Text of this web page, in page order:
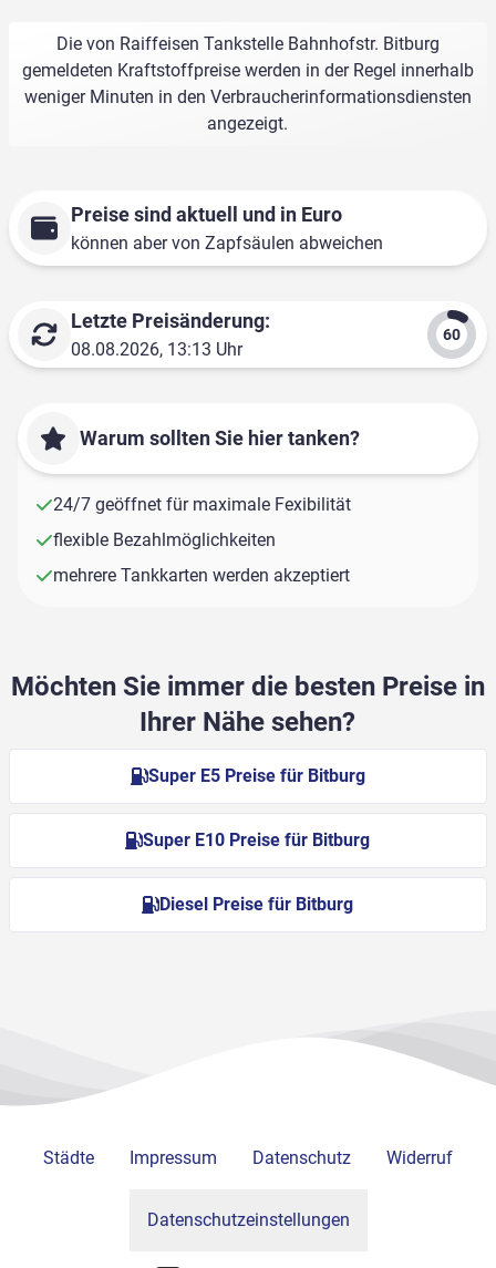
Die von Raiffeisen Tankstelle Bahnhofstr. Bitburg
gemeldeten Kraftstoffpreise werden in der Regel innerhalb
weniger Minuten in den Verbraucherinformationsdiensten
angezeigt.
Preise sind aktuell und in Euro
können aber von Zapfsäulen abweichen
Letzte Preisänderung:
08.08.2026, 13:13 Uhr
Warum sollten Sie hier tanken?
24/7 geöffnet für maximale Fexibilität
flexible Bezahlmöglichkeiten
mehrere Tankkarten werden akzeptiert
Möchten Sie immer die besten Preise in
Ihrer Nähe sehen?
Super E5 Preise für Bitburg
Super E10 Preise für Bitburg
Diesel Preise für Bitburg
Städte Impressum Datenschutz Widerruf
Datenschutzeinstellungen